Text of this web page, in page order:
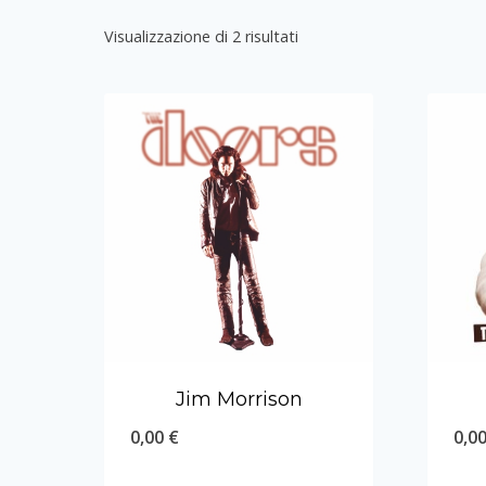
Visualizzazione di 2 risultati
Jim Morrison
0,00 €
0,00